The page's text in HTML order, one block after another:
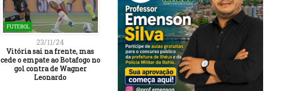
FUTEBOL
23/11/24
Vitória sai na frente, mas
cede o empate ao Botafogo no
gol contra de Wagner
Leonardo
FUTEBOL
03/09/24
*Campo do Esporte Amador
será palco das quartas de
final do Campeonato
Interbairros de Futebol de
Itabuna*
FUTEBOL
Brasileiro: Cuiabá
Cruzeiro e deixa zona
rebaixamento